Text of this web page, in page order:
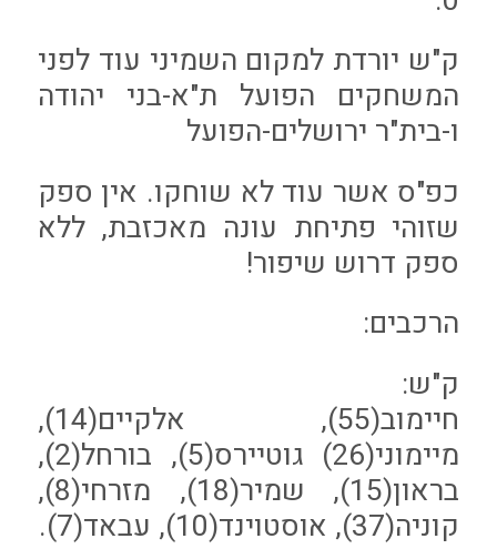
ק"ש יורדת למקום השמיני עוד לפני
המשחקים הפועל ת"א-בני יהודה
ו-בית"ר ירושלים-הפועל
כפ"ס אשר עוד לא שוחקו. אין ספק
שזוהי פתיחת עונה מאכזבת, ללא
ספק דרוש שיפור!
הרכבים:
ק"ש:
חיימוב(55), אלקיים(14),
מיימוני(26) גוטיירס(5), בורחל(2),
בראון(15), שמיר(18), מזרחי(8),
קוניה(37), אוסטוינד(10), עבאד(7).